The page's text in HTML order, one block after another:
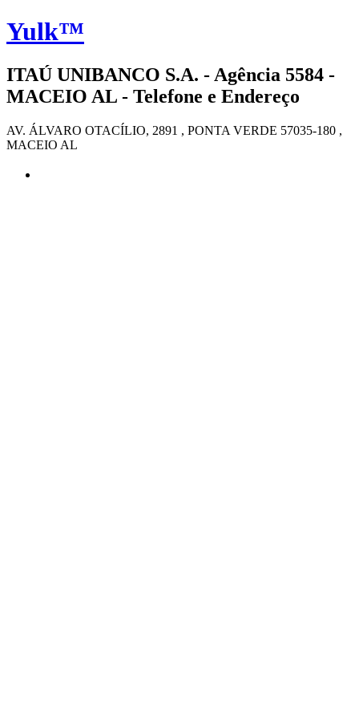
Yulk™
ITAÚ UNIBANCO S.A. - Agência 5584 -
MACEIO AL - Telefone e Endereço
AV. ÁLVARO OTACÍLIO, 2891 , PONTA VERDE 57035-180 ,
MACEIO AL